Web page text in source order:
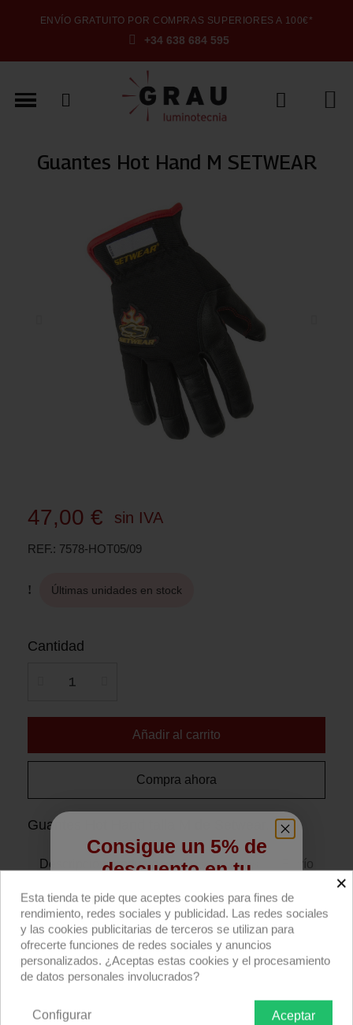
ENVÍO GRATUITO POR COMPRAS SUPERIORES A 100€*
+34 638 684 595
Guantes Hot Hand M SETWEAR
47,00 € sin IVA
REF. 7578-HOT05/09
Últimas unidades en stock
Cantidad
Añadir al carrito
Compra ahora
Guantes Hot Hand talla M de Setwear.
Descripción producto Devoluciones Envío
Guantes Hot Hand de piel negra doble
capa, con nylon y poliéster, de
Setwear.Especial superficies muy
calientes.Talla M; ancho palma 6,35cm.
al calor en la palma de la mano y dedos.
×
Esta tienda te pide que aceptes cookies para fines de
rendimiento, redes sociales y publicidad. Las redes sociales
y las cookies publicitarias de terceros se utilizan para
ofrecerte funciones de redes sociales y anuncios
personalizados. ¿Aceptas estas cookies y el procesamiento
de datos personales involucrados?
Aceptar
Configurar
Consigue un 5% de
descuento en tu
primera compra
Regístrate para recibir el descuento.
Email